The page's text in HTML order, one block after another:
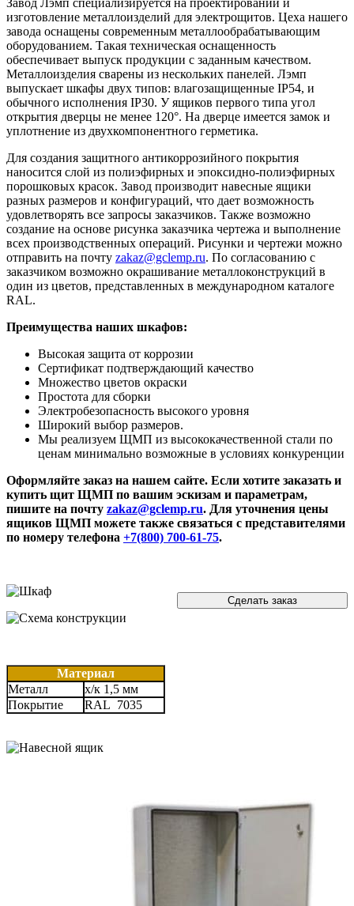
Завод Лэмп специализируется на проектировании и
изготовление металлоизделий для электрощитов. Цеха нашего
завода оснащены современным металлообрабатывающим
оборудованием. Такая техническая оснащенность
обеспечивает выпуск продукции с заданным качеством.
Металлоизделия сварены из нескольких панелей. Лэмп
выпускает шкафы двух типов: влагозащищенные IP54, и
обычного исполнения IP30. У ящиков первого типа угол
открытия дверцы не менее 120°. На дверце имеется замок и
уплотнение из двухкомпонентного герметика.
Для создания защитного антикоррозийного покрытия
наносится слой из полиэфирных и эпоксидно-полиэфирных
порошковых красок. Завод производит навесные ящики
разных размеров и конфигураций, что дает возможность
удовлетворять все запросы заказчиков. Также возможно
создание на основе рисунка заказчика чертежа и выполнение
всех производственных операций. Рисунки и чертежи можно
отправить на почту zakaz@gclemp.ru. По согласованию с
заказчиком возможно окрашивание металлоконструкций в
один из цветов, представленных в международном каталоге
RAL.
Преимущества наших шкафов:
Высокая защита от коррозии
Сертификат подтверждающий качество
Множество цветов окраски
Простота для сборки
Электробезопасность высокого уровня
Широкий выбор размеров.
Мы реализуем ЩМП из высококачественной стали по
ценам минимально возможные в условиях конкуренции
Оформляйте заказ на нашем сайте. Если хотите заказать и
купить щит ЩМП по вашим эскизам и параметрам,
пишите на почту zakaz@gclemp.ru. Для уточнения цены
ящиков ЩМП можете также связаться с представителями
по номеру телефона +7(800) 700-61-75.
Сделать заказ
Материал
Металл
х/к 1,5 мм
Покрытие
RAL 7035